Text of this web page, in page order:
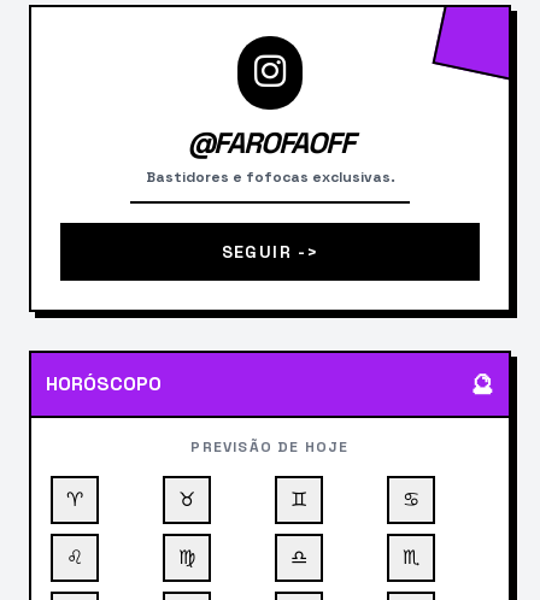
@FAROFAOFF
Bastidores e fofocas exclusivas.
SEGUIR ->
HORÓSCOPO 🔮
PREVISÃO DE HOJE
♈ ♉ ♊ ♋
♌ ♍ ♎ ♏